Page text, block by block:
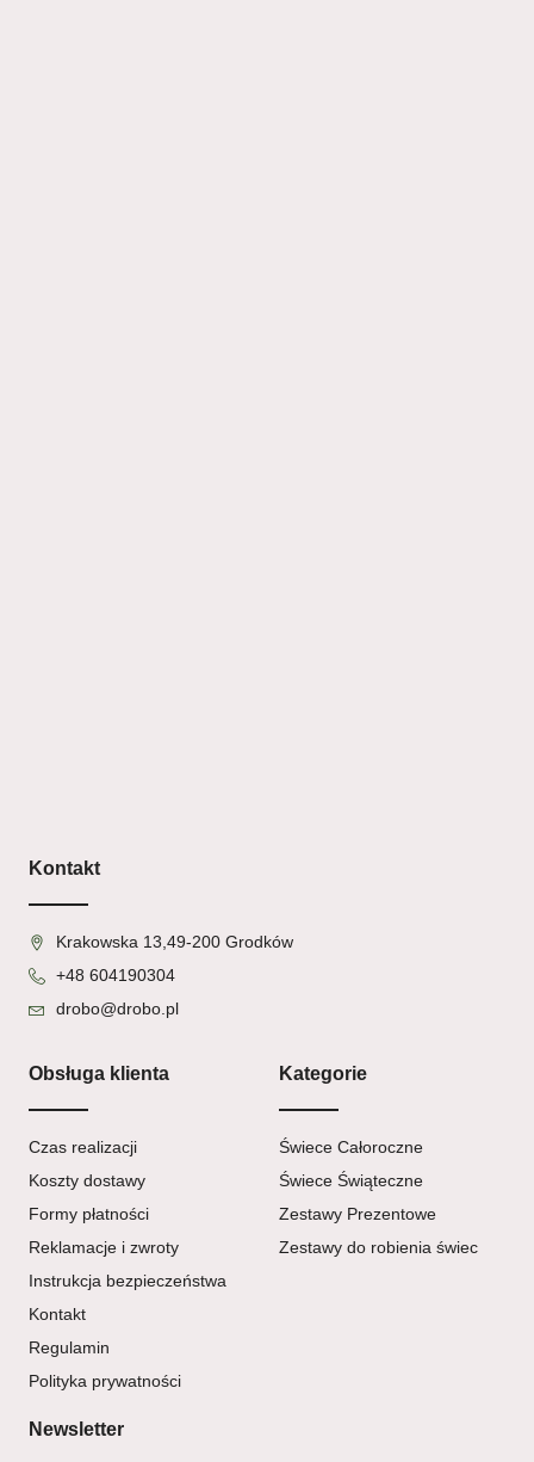
Kontakt
Krakowska 13,49-200 Grodków
+48 604190304
drobo@drobo.pl
Obsługa klienta
Czas realizacji
Koszty dostawy
Formy płatności
Reklamacje i zwroty
Instrukcja bezpieczeństwa
Kontakt
Regulamin
Polityka prywatności
Kategorie
Świece Całoroczne
Świece Świąteczne
Zestawy Prezentowe
Zestawy do robienia świec
Newsletter